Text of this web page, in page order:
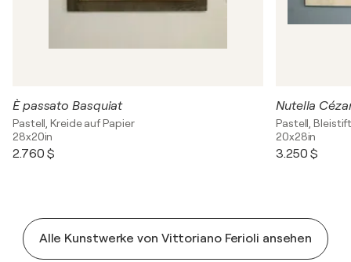
È passato Basquiat
Pastell, Kreide auf Papier
28x20in
2.760 $
Nutella
Pastell,
20x28in
3.250 $
Alle Kunstwerke von Vittoriano Ferioli ansehen